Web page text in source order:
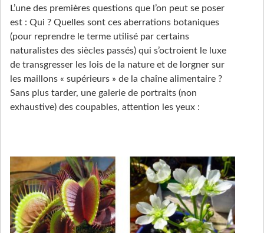
L’une des premières questions que l’on peut se poser
est : Qui ? Quelles sont ces aberrations botaniques
(pour reprendre le terme utilisé par certains
naturalistes des siècles passés) qui s’octroient le luxe
de transgresser les lois de la nature et de lorgner sur
les maillons « supérieurs » de la chaîne alimentaire ?
Sans plus tarder, une galerie de portraits (non
exhaustive) des coupables, attention les yeux :